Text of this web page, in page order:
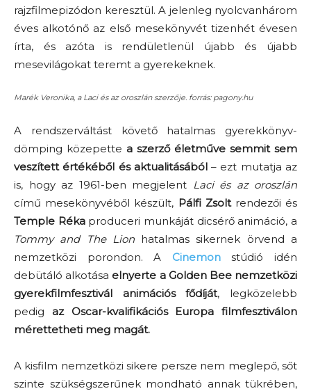
rajzfilmepizódon keresztül. A jelenleg nyolcvanhárom
éves alkotónő az első mesekönyvét tizenhét évesen
írta, és azóta is rendületlenül újabb és újabb
mesevilágokat teremt a gyerekeknek.
Marék Veronika, a Laci és az oroszlán szerzője. forrás: pagony.hu
A rendszerváltást követő hatalmas gyerekkönyv-
dömping közepette a szerző életműve semmit sem
veszített értékéből és aktualitásából– ezt mutatja az
is, hogy az 1961-ben megjelent Laci és az oroszlán
című mesekönyvéből készült, Pálfi Zsoltrendezői és
Temple Rékaproduceri munkáját dicsérő animáció, a
Tommy and The Lionhatalmas sikernek örvend a
nemzetközi porondon. A Cinemonstúdió idén
debütáló alkotása elnyerte a Golden Bee nemzetközi
gyerekfilmfesztivál animációs fődíját, legközelebb
pedig az Oscar-kvalifikációs Europa filmfesztiválon
mérettetheti meg magát.
A kisfilm nemzetközi sikere persze nem meglepő, sőt
szinte szükségszerűnek mondható annak tükrében,